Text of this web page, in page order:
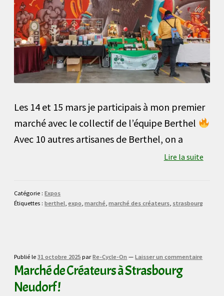
Les 14 et 15 mars je participais à mon premier
marché avec le collectif de l’équipe Berthel
Avec 10 autres artisanes de Berthel, on a
Lire la suite
Catégorie :Expos
Étiquettes :berthel ,expo ,marché ,marché des créateurs strasbourg
Publié le31 octobre 2025 parRe-Cycle-On —Laisser un commentaire
Marché de Créateurs à Strasbourg
Neudorf !